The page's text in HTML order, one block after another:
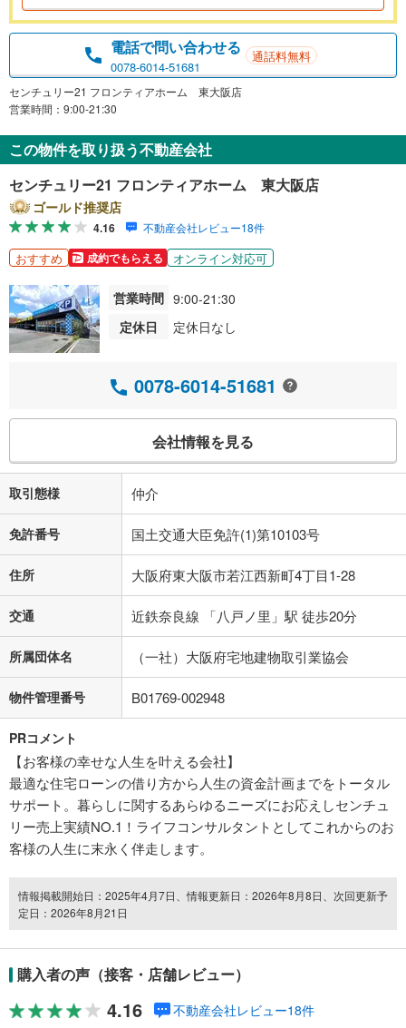
電話で問い合わせる
0078-6014-51681
通話料無料
センチュリー21 フロンティアホーム 東大阪店
営業時間：9:00-21:30
この物件を取り扱う不動産会社
センチュリー21 フロンティアホーム 東大阪店
ゴールド推奨店
4.16 不動産会社レビュー18件
おすすめ 成約でもらえる オンライン対応可
営業時間 9:00-21:30
定休日
定休日なし
0078-6014-51681
会社情報を見る
取引態様 仲介
免許番号 国土交通大臣免許(1)第10103号
住所 大阪府東大阪市若江西新町4丁目1-28
交通 近鉄奈良線 「八戸ノ里」駅 徒歩20分
所属団体名 （一社）大阪府宅地建物取引業協会
物件管理番号 B01769-002948
PRコメント
【お客様の幸せな人生を叶える会社】
最適な住宅ローンの借り方から人生の資金計画までをトータル
サポート。暮らしに関するあらゆるニーズにお応えしセンチュ
リー売上実績NO.1！ライフコンサルタントとしてこれからのお
客様の人生に末永く伴走します。
情報掲載開始日：2025年4月7日、情報更新日：2026年8月8日、次回更新予
定日：2026年8月21日
購入者の声（接客・店舗レビュー）
4.16 不動産会社レビュー18件